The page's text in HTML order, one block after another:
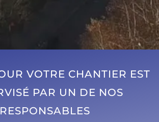
VOTRE CHANTIER EST
PAR UN DE NOS
RESPONSABLES